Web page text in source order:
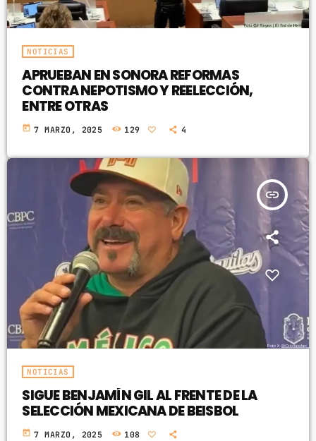
NOTICIAS
APRUEBAN EN SONORA REFORMAS
CONTRA NEPOTISMO Y REELECCIÓN,
ENTRE OTRAS
today 7 MARZO, 2025 129 4
insert_link
NOTICIAS
SIGUE BENJAMÍN GIL AL FRENTE DE LA
SELECCIÓN MEXICANA DE BEISBOL
today 7 MARZO, 2025 108